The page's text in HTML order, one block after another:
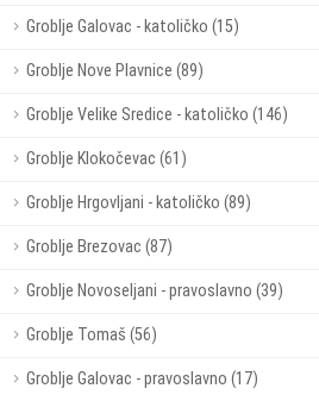
Groblje Galovac - katoličko (15)
Groblje Nove Plavnice (89)
Groblje Velike Sredice - katoličko (146)
Groblje Klokočevac (61)
Groblje Hrgovljani - katoličko (89)
Groblje Brezovac (87)
Groblje Novoseljani - pravoslavno (39)
Groblje Tomaš (56)
Groblje Galovac - pravoslavno (17)